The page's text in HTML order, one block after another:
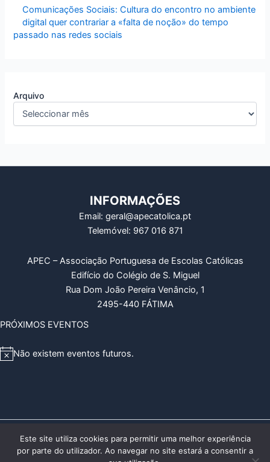
Comunicações Sociais: Cultura do encontro no ambiente
digital quer contrariar a «falta de noção» do tempo
passado nas redes sociais
Arquivo
INFORMAÇÕES
Email: geral@apecatolica.pt
Telemóvel: 967 016 871
APEC – Associação Portuguesa de Escolas Católicas
Edifício do Colégio de S. Miguel
Rua Dom João Pereira Venâncio, 1
2495-440 FÁTIMA
PRÓXIMOS EVENTOS
A
o
Não existem eventos futuros.
Copyright © 2026 APEC – Associação Portuguesa de Escolas
Católicas
Este site utiliza cookies para permitir uma melhor experiência
por parte do utilizador. Ao navegar no site estará a consentir a